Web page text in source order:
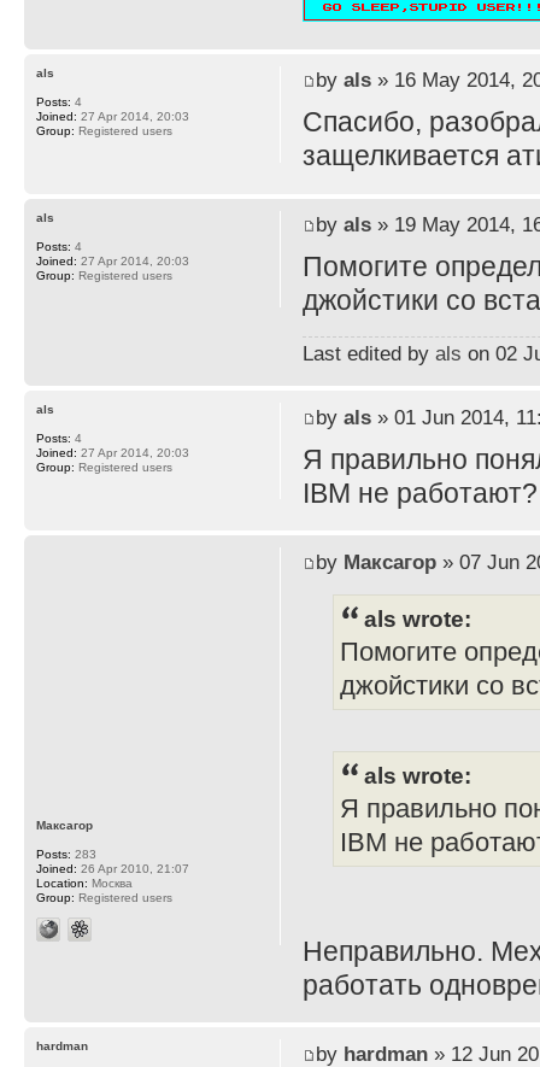
by als» 16 May 2014,
Спасибо,
защелкивается
als
Posts: 4
Joined: 27 Apr 2014, 20:03
Group: Registered users
by als» 19 May 2014,
Помогите
джойстики со
Last edited by als on 02
als
Posts: 4
Joined: 27 Apr 2014, 20:03
Group: Registered users
by als» 01 Jun 2014,
Я правильно
IBM не работают?
als
Posts: 4
Joined: 27 Apr 2014, 20:03
Group: Registered users
by Максагор» 07 Jun
als wrote:
Помогите
джойстики со
als wrote:
Я правильно
IBM не
Неправильно.
работать
Максагор
Posts: 283
Joined: 26 Apr 2010, 21:07
Location: Москва
Group: Registered users
by hardman» 12 Jun
hardman